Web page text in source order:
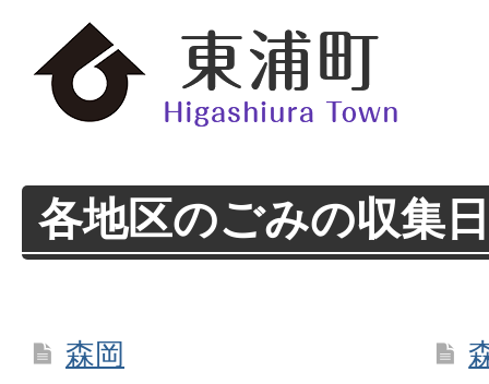
各地区のごみの収集
森岡